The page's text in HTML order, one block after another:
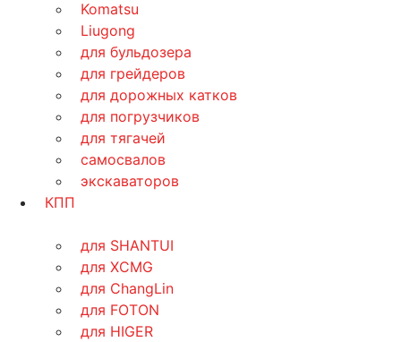
Komatsu
Liugong
для бульдозера
для грейдеров
для дорожных катков
для погрузчиков
для тягачей
самосвалов
экскаваторов
КПП
для SHANTUI
для XCMG
для ChangLin
для FOTON
для HIGER